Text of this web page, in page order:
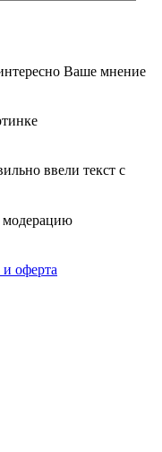
Ваше мнение
ввели текст с
модерацию
оферта